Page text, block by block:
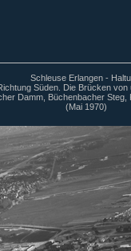
Schleuse Erlangen -
Süden. Die Brücken von
Damm, Büchenbacher
(Mai 1970)